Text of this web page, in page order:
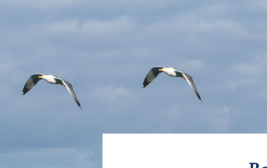
Collection Bloc Marine
Application Bloc Marine